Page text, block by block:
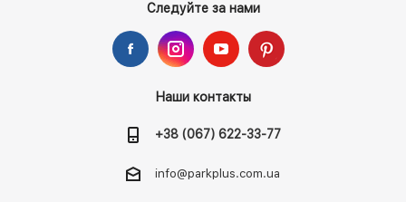
Следуйте за нами
Наши контакты
+38 (067) 622-33-77
info@parkplus.com.ua